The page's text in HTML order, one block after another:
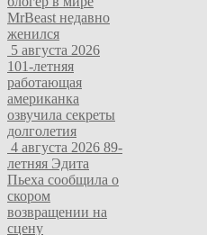
MrBeast недавно
женился
5 августа 2026
101-летняя
работающая
американка
озвучила секреты
долголетия
4 августа 2026 89-
летняя Эдита
Пьеха сообщила о
скором
возвращении на
сцену